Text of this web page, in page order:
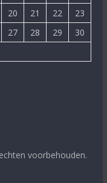
20 21 22
23
27 28 29
30
voorbehouden.